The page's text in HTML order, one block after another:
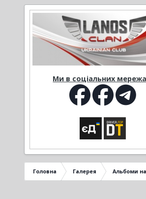
Ми в соціальних
Головна Галерея Альбоми